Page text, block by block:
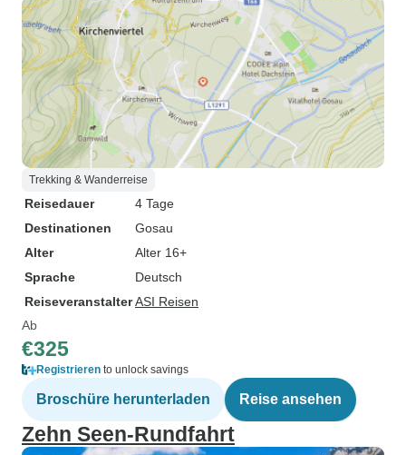
Trekking & Wanderreise
Reisedauer
4 Tage
Destinationen
Gosau
Alter
Alter 16+
Sprache
Deutsch
ReiseveranstalterASI Reisen
Ab
€325
Registrieren to unlock savings
Broschüre herunterladen Reise ansehen
Zehn Seen-Rundfahrt